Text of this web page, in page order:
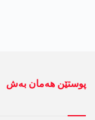
پوستێن ھەمان بەش